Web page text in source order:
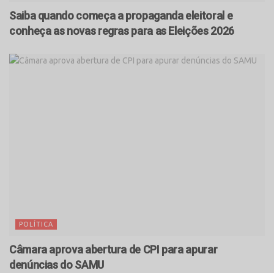
Saiba quando começa a propaganda eleitoral e
conheça as novas regras para as Eleições 2026
POLÍTICA
Câmara aprova abertura de CPI para apurar
denúncias do SAMU